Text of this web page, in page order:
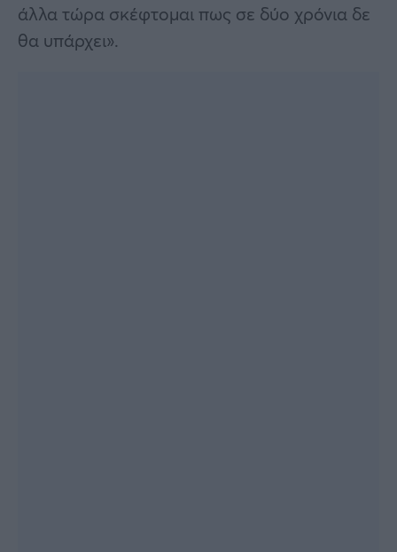
άλλα τώρα σκέφτομαι πως σε δύο χρόνια δε
θα υπάρχει».